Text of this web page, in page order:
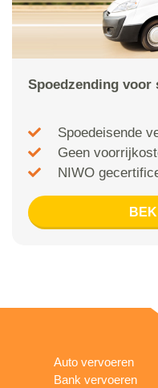
Spoedzending voor
Spoedeisende
Geen
NIWO
Auto vervoeren
Bank vervoeren